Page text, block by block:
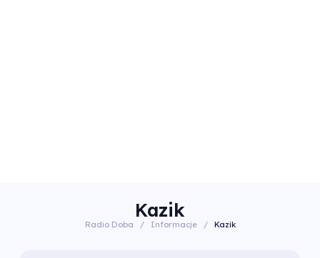
Kazik
Radio Doba / Informacje / Kazik